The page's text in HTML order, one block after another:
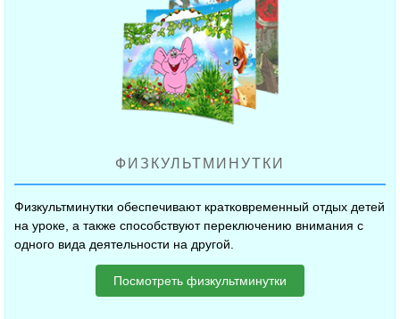
ФИЗКУЛЬТМИНУТКИ
Физкультминутки обеспечивают кратковременный отдых детей
на уроке, а также способствуют переключению внимания с
одного вида деятельности на другой.
Посмотреть физкультминутки